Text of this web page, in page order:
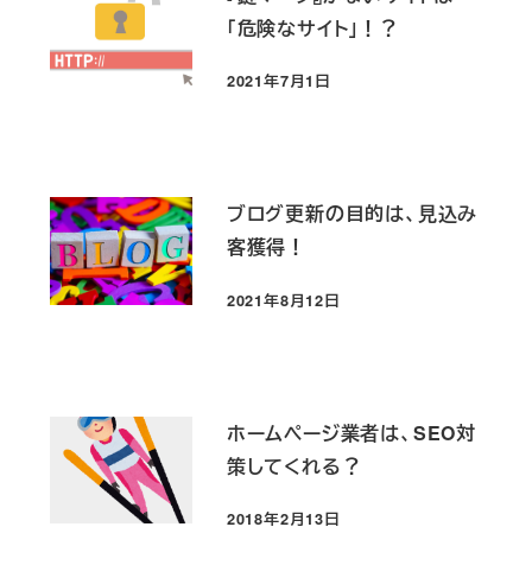
「危険なサイト」！？
投稿日
2021年7月1日
ブログ更新の目的は、見込み
客獲得！
投稿日
2021年8月12日
ホームページ業者は、SEO対
策してくれる？
投稿日
2018年2月13日